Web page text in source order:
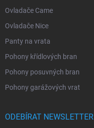
Ovladače Came
Ovladače Nice
Panty na vrata
Pohony křídlových bran
Pohony posuvných bran
Pohony garážových vrat
ODEBÍRAT NEWSLETTER